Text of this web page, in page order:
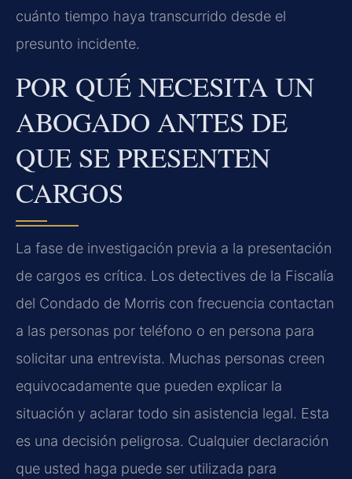
cuánto tiempo haya transcurrido desde el
presunto incidente.
POR QUÉ NECESITA UN
ABOGADO ANTES DE
QUE SE PRESENTEN
CARGOS
La fase de investigación previa a la presentación
de cargos es crítica. Los detectives de la Fiscalía
del Condado de Morris con frecuencia contactan
a las personas por teléfono o en persona para
solicitar una entrevista. Muchas personas creen
equivocadamente que pueden explicar la
situación y aclarar todo sin asistencia legal. Esta
es una decisión peligrosa. Cualquier declaración
que usted haga puede ser utilizada para